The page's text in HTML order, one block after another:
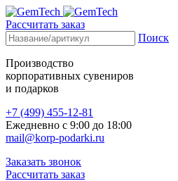
Рассчитать заказ
Поиск
Производство
корпоративных сувениров
и подарков
+7 (499) 455-12-81
Ежедневно с 9:00 до 18:00
mail@korp-podarki.ru
Заказать звонок
Рассчитать заказ